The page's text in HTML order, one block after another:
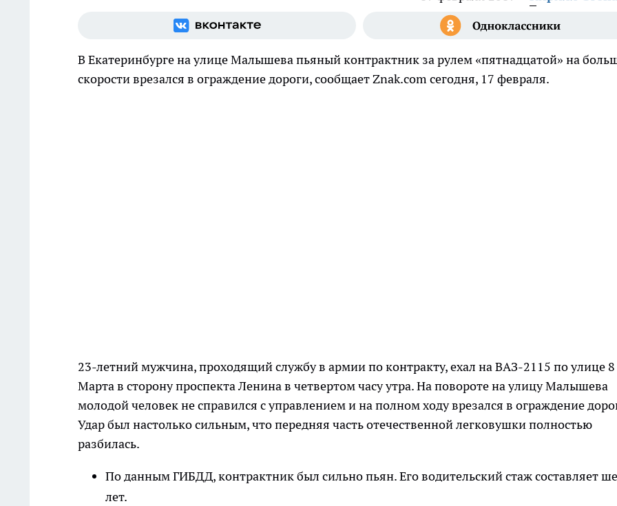
В Екатеринбурге на улице Малышева пьяный контрактник за рулем «пятнадцатой» на
скорости врезался в ограждение дороги, сообщает Znak.com сегодня, 17 февраля.
23-летний мужчина, проходящий службу в армии по контракту, ехал на ВАЗ-2115 по улице 8
Марта в сторону проспекта Ленина в четвертом часу утра. На повороте на улицу Малышева
молодой человек не справился с управлением и на полном ходу врезался в ограждение
Удар был настолько сильным, что передняя часть отечественной легковушки полностью
разбилась.
По данным ГИБДД, контрактник был сильно пьян. Его водительский стаж составляет
лет.